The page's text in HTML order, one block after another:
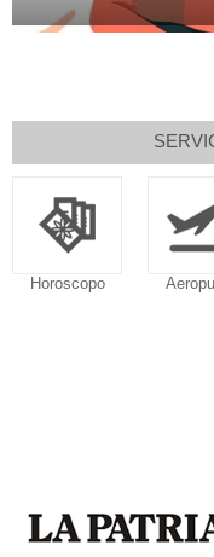
Horoscopo